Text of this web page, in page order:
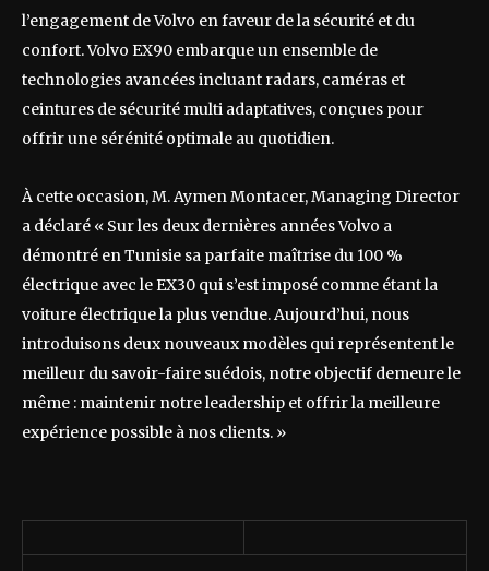
l’engagement de Volvo en faveur de la sécurité et du
confort. Volvo EX90 embarque un ensemble de
technologies avancées incluant radars, caméras et
ceintures de sécurité multi adaptatives, conçues pour
offrir une sérénité optimale au quotidien.
À cette occasion, M. Aymen Montacer, Managing Director
a déclaré « Sur les deux dernières années Volvo a
démontré en Tunisie sa parfaite maîtrise du 100 %
électrique avec le EX30 qui s’est imposé comme étant la
voiture électrique la plus vendue. Aujourd’hui, nous
introduisons deux nouveaux modèles qui représentent le
meilleur du savoir-faire suédois, notre objectif demeure le
même : maintenir notre leadership et offrir la meilleure
expérience possible à nos clients. »